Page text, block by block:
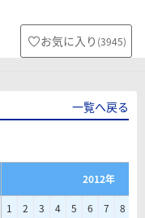
お気に入り (3945)
一覧へ戻る
2012年
1 2 3 4 5 6 7 8